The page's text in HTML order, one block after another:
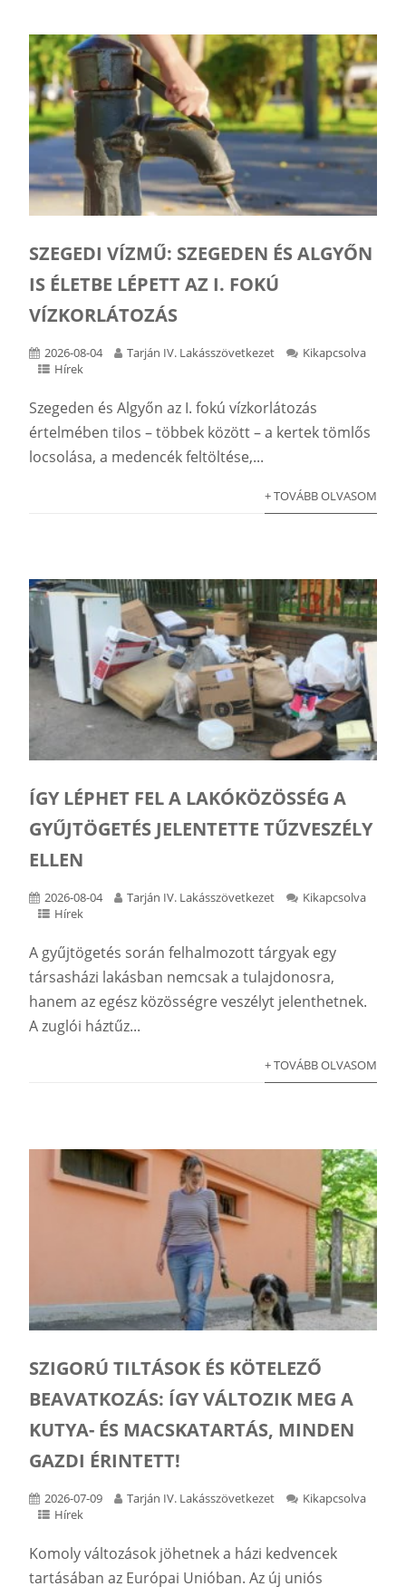
SZEGEDI VÍZMŰ: SZEGEDEN ÉS ALGYŐN
IS ÉLETBE LÉPETT AZ I. FOKÚ
VÍZKORLÁTOZÁS
2026-08-04 Tarján IV. Lakásszövetkezet
Kikapcsolva
Hírek
Szegeden és Algyőn az I. fokú vízkorlátozás
értelmében tilos – többek között – a kertek tömlős
locsolása, a medencék feltöltése,...
+ TOVÁBB OLVASOM
ÍGY LÉPHET FEL A LAKÓKÖZÖSSÉG A
GYŰJTÖGETÉS JELENTETTE TŰZVESZÉLY
ELLEN
2026-08-04 Tarján IV. Lakásszövetkezet
Kikapcsolva
Hírek
A gyűjtögetés során felhalmozott tárgyak egy
társasházi lakásban nemcsak a tulajdonosra,
hanem az egész közösségre veszélyt jelenthetnek.
A zuglói háztűz...
+ TOVÁBB OLVASOM
SZIGORÚ TILTÁSOK ÉS KÖTELEZŐ
BEAVATKOZÁS: ÍGY VÁLTOZIK MEG A
KUTYA- ÉS MACSKATARTÁS, MINDEN
GAZDI ÉRINTETT!
2026-07-09 Tarján IV. Lakásszövetkezet
Kikapcsolva
Hírek
Komoly változások jöhetnek a házi kedvencek
tartásában az Európai Unióban. Az új uniós